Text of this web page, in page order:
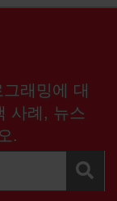
래밍에 대
사례, 뉴스
.